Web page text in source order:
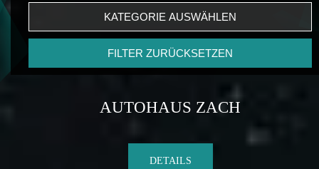
KATEGORIE AUSWÄHLEN
FILTER ZURÜCKSETZEN
AUTOHAUS ZACH
DETAILS